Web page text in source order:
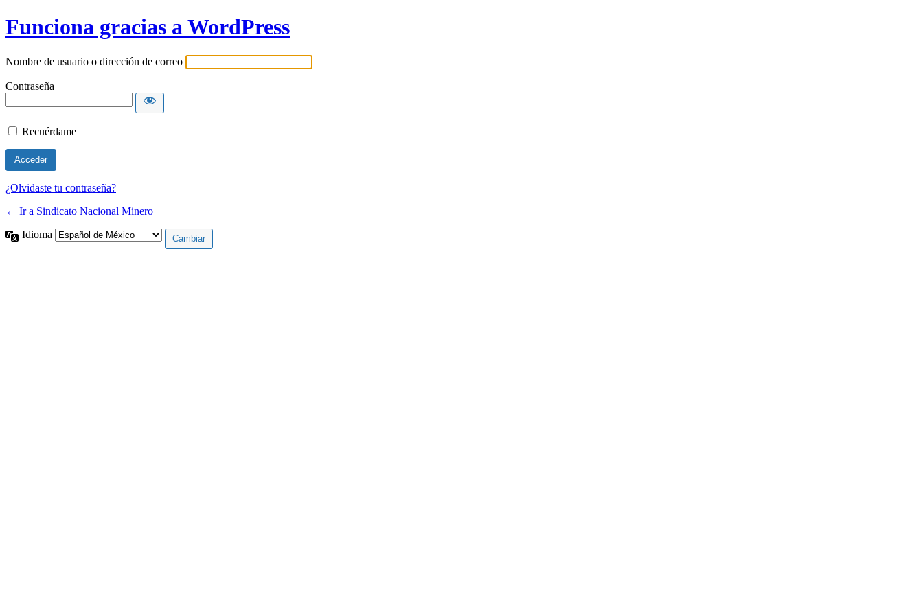
Funciona gracias a WordPress
Nombre de usuario o dirección de correo
Contraseña
Recuérdame
¿Olvidaste tu contraseña?
← Ir a Sindicato Nacional Minero
Idioma